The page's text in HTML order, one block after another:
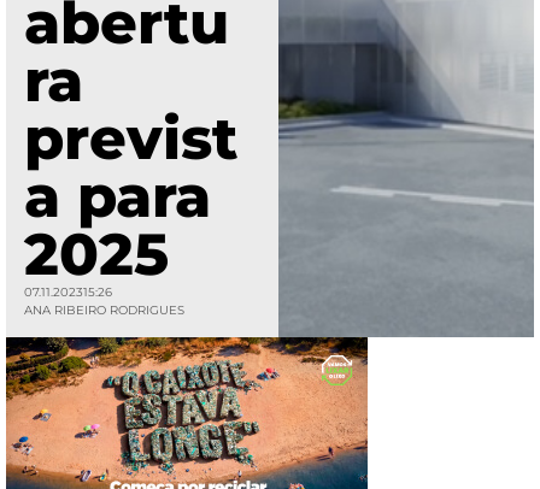
abertu
ra
previst
a para
2025
07.11.202315:26
ANA RIBEIRO RODRIGUES